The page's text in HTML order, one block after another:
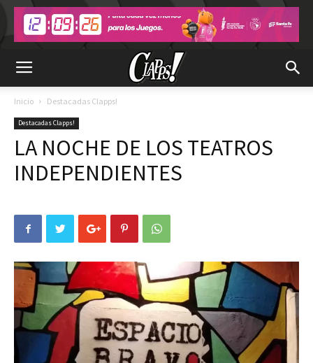
Inicio Destacadas Clapps!
Destacadas Clapps!
LA NOCHE DE LOS TEATROS
INDEPENDIENTES